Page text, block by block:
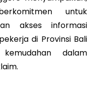
untuk
akses informasi
di Provinsi Bali
dalam